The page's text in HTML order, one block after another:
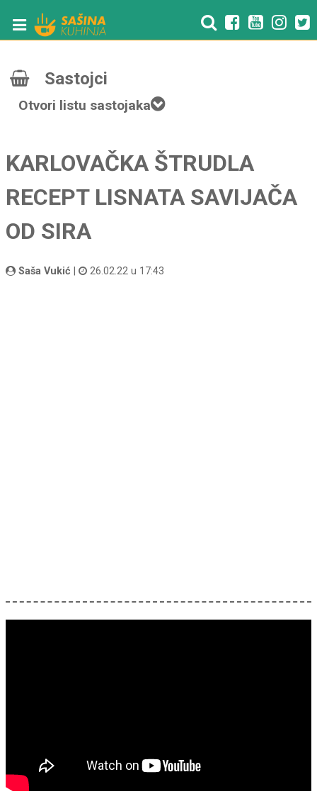
Sastojci
Otvori listu sastojaka
KARLOVAČKA ŠTRUDLA
RECEPT LISNATA SAVIJAČA
OD SIRA
Saša Vukić 26.02.22 u 17:43